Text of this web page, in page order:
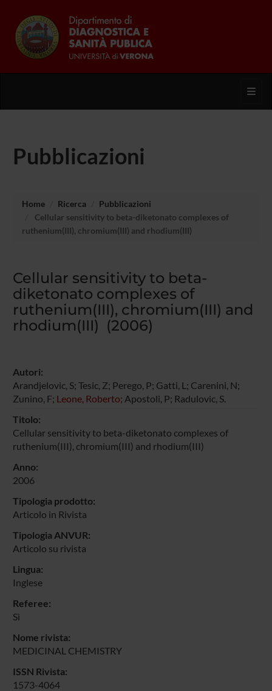
Pubblicazioni
Home Ricerca
Pubblicazioni
Cellular sensitivity to beta-diketonato complexes of
ruthenium(III), chromium(III) and rhodium(III)
Cellular sensitivity to beta-
diketonato complexes of
ruthenium(III), chromium(III) and
rhodium(III) (2006)
Autori:
Arandjelovic, S; Tesic, Z; Perego, P; Gatti, L; Carenini, N;
Zunino, F; Leone, Roberto; Apostoli, P; Radulovic, S.
Titolo:
Cellular sensitivity to beta-diketonato complexes of
ruthenium(III), chromium(III) and rhodium(III)
Anno:
2006
Tipologia prodotto:
Articolo in Rivista
Tipologia ANVUR:
Articolo su rivista
Lingua:
Inglese
Referee:
Sì
Nome rivista:
MEDICINAL CHEMISTRY
ISSN Rivista:
1573-4064